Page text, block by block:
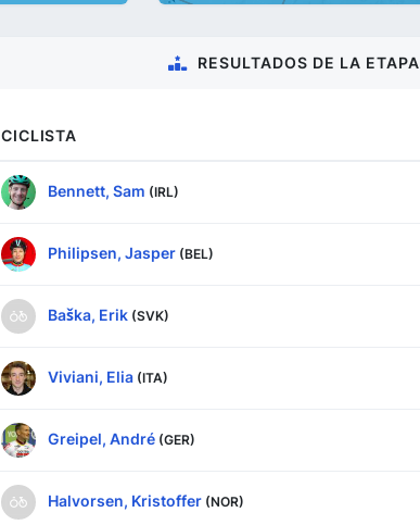
RESULTADOS DE LA ETAPA
CICLISTA
Bennett, Sam (IRL)
Philipsen, Jasper (BEL)
Baška, Erik (SVK)
Viviani, Elia (ITA)
Greipel, André (GER)
Halvorsen, Kristoffer (NOR)